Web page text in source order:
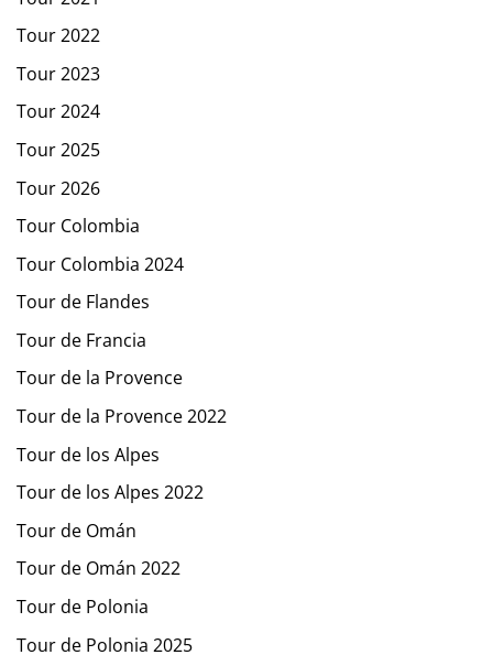
Tour 2022
Tour 2023
Tour 2024
Tour 2025
Tour 2026
Tour Colombia
Tour Colombia 2024
Tour de Flandes
Tour de Francia
Tour de la Provence
Tour de la Provence 2022
Tour de los Alpes
Tour de los Alpes 2022
Tour de Omán
Tour de Omán 2022
Tour de Polonia
Tour de Polonia 2025